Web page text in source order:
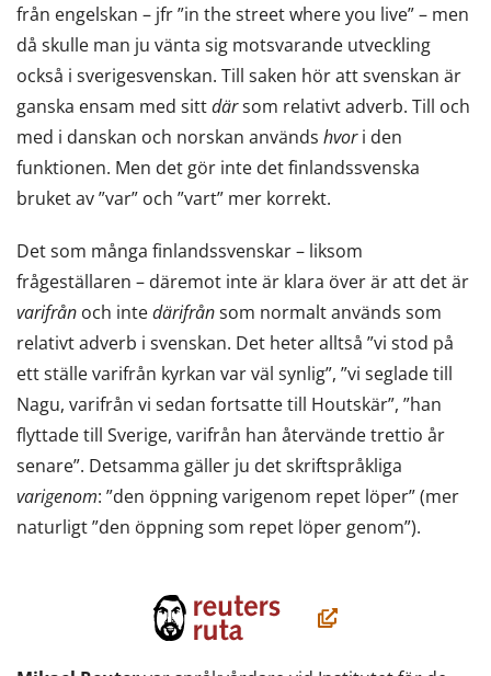
från engelskan – jfr ”in the street where you live” – men
då skulle man ju vänta sig motsvarande utveckling
också i sverigesvenskan. Till saken hör att svenskan är
ganska ensam med sittdärsom relativt adverb. Till och
med i danskan och norskan används hvori den
funktionen. Men det gör inte det finlandssvenska
bruket av ”var” och ”vart” mer korrekt.
Det som många finlandssvenskar – liksom
frågeställaren – däremot inte är klara över är att det är
varifrån och intedärifrånsom normalt används som
relativt adverb i svenskan. Det heter alltså ”vi stod på
ett ställe varifrån kyrkan var väl synlig”, ”vi seglade till
Nagu, varifrån vi sedan fortsatte till Houtskär”, ”han
flyttade till Sverige, varifrån han återvände trettio år
senare”. Detsamma gäller ju det skriftspråkliga
varigenom: ”den öppning varigenom repet löper” (mer
naturligt ”den öppning som repet löper genom”).
(öppnas
ett